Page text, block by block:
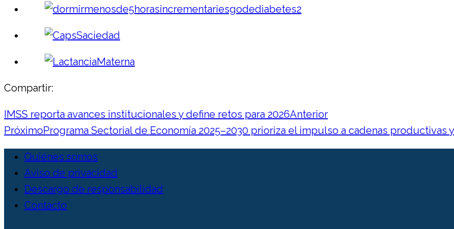
Compartir:
IMSS reporta avances institucionales y define retos para 2026Anterior
PróximoPrograma Sectorial de Economía 2025–2030 prioriza el impulso a cadenas productivas
Quiénes somos
Aviso de privacidad
Descargo de responsabilidad
Contacto